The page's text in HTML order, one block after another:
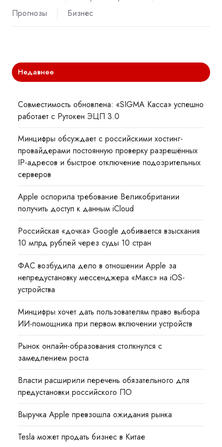
Прогнозы
Бизнес
Недавнее
Совместимость обновлена: «SIGMA Касса» успешно
работает с Рутокен ЭЦП 3.0
Минцифры обсуждает с российскими хостинг-
провайдерами постоянную проверку разрешённых
IP-адресов и быстрое отключение подозрительных
серверов
Apple оспорила требование Великобритании
получить доступ к данным iCloud
Российская «дочка» Google добивается взыскания
10 млрд рублей через суды 10 стран
ФАС возбудила дело в отношении Apple за
непредустановку мессенджера «Макс» на iOS-
устройства
Минцифры хочет дать пользователям право выбора
ИИ-помощника при первом включении устройств
Рынок онлайн-образования столкнулся с
замедлением роста
Власти расширили перечень обязательного для
предустановки российского ПО
Выручка Apple превзошла ожидания рынка
Tesla может продать бизнес в Китае